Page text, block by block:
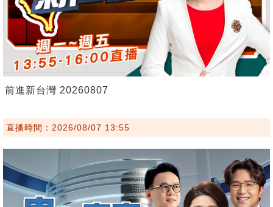
前進新台灣 20260807
直播時間：2026/08/07 13:55